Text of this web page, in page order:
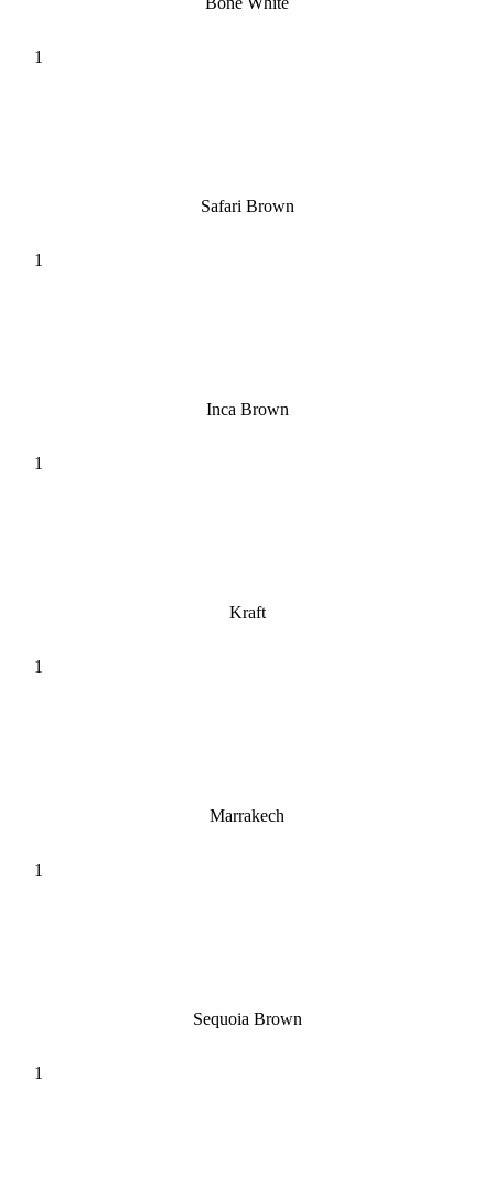
Safari Brown
Inca Brown
Kraft
Marrakech
Sequoia Brown